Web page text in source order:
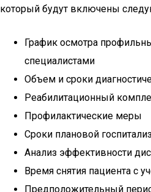
который будут включены
График осмотра
специалистами
Объем и сроки
Реабилитационный
Профилактические меры
Сроки плановой
Анализ эффективности
Время снятия пациента с
Предположительный